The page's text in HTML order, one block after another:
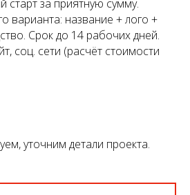
старт за приятную сумму.
варианта: название + лого +
Срок до 14 рабочих дней.
соц. сети (расчёт стоимости
уточним детали проекта.